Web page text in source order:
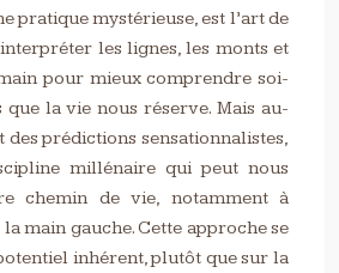
pratique mystérieuse, est l’art de
les lignes, les monts et
pour mieux comprendre soi-
que la vie nous réserve. Mais au-
des prédictions sensationnalistes,
millénaire qui peut nous
chemin de vie, notamment à
main gauche. Cette approche se
inhérent, plutôt que sur la